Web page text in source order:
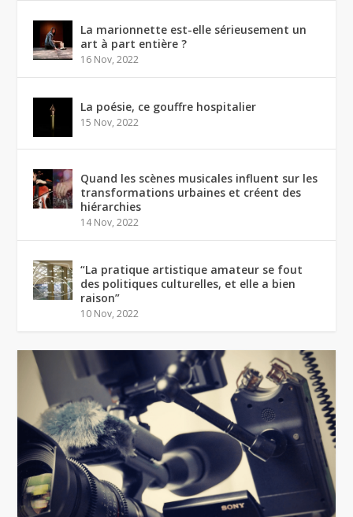
La marionnette est-elle sérieusement un
art à part entière ?
16 Nov, 2022
La poésie, ce gouffre hospitalier
15 Nov, 2022
Quand les scènes musicales influent sur les
transformations urbaines et créent des
hiérarchies
14 Nov, 2022
“La pratique artistique amateur se fout
des politiques culturelles, et elle a bien
raison”
10 Nov, 2022